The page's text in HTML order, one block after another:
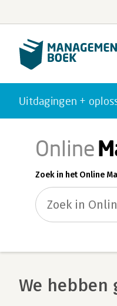
Uitdagingen +
Online
Zoek in het Online
Gevonden
We hebben